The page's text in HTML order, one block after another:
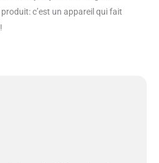
c’est un appareil qui fait